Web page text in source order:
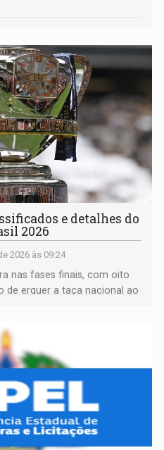
e detalhes do
2026
2026 às 09:24
nas fases finais, com oito
de erguer a taça nacional ao